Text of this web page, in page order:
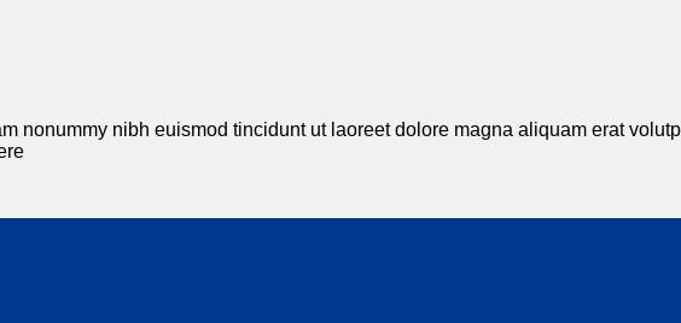
nonummy nibh euismod tincidunt ut laoreet dolore magna aliquam erat